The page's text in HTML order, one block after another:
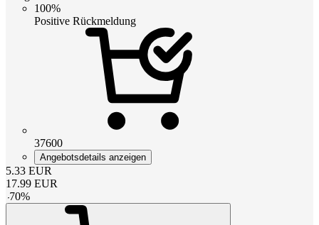
100%
Positive Rückmeldung
37600
Angebotsdetails anzeigen
5.33 EUR
17.99 EUR
-70%